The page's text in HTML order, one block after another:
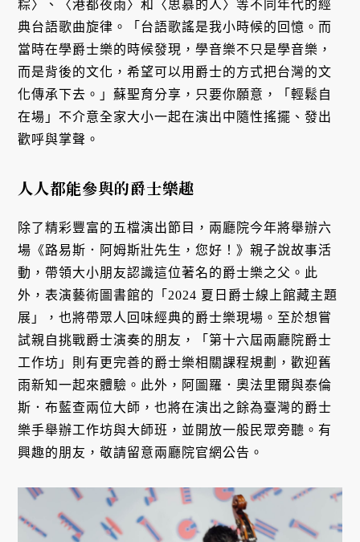
粽〉、〈港都夜雨〉和〈思慕的人〉等不同年代的經
典台語歌曲旋律。「台語歌謠是我小時候的回憶。而
當時在學爵士樂的時候發現，學音樂不只是學音樂，
而是背後的文化，希望可以用爵士的方式把台灣的文
化傳承下去。」蘇聖育分享，只要你願意，「輕鬆自
在場」不介意全家大小一起在演出中隨性搖擺、發出
歡呼與掌聲。
人人都能參與的爵士樂趣
除了精彩豐富的五檔演出節目，兩廳院今年將舉辦六
場《路易斯．阿姆斯壯先生，您好！》親子說故事活
動，帶領大小朋友認識這位著名的爵士樂之父。此
外，表演藝術圖書館的「2024 夏日爵士線上館藏主題
展」，也將帶眾人回味經典的爵士樂現場。至於想嘗
試親自挑戰爵士演奏的朋友，「第十六屆兩廳院爵士
工作坊」則有更完善的爵士樂相關課程規劃，歡迎舊
雨新知一起來體驗。此外，阿圖羅．奧法里爾與泰倫
斯．布藍查兩位大師，也將在演出之餘為臺灣的爵士
樂手舉辦工作坊與大師班，並開放一般民眾旁聽。有
興趣的朋友，敬請留意兩廳院官網公告。